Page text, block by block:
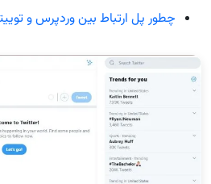
چطور پل ارتباط بین وردپرس و